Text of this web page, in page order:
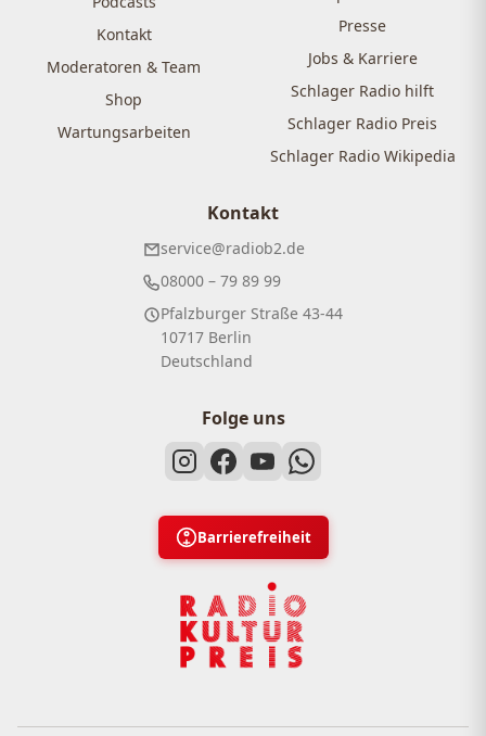
Kontakt
Moderatoren & Team
Shop
Wartungsarbeiten
Presse
Jobs & Karriere
Schlager Radio hilft
Schlager Radio Preis
Schlager Radio Wikipedia
Kontakt
service@radiob2.de
08000 – 79 89 99
Pfalzburger Straße 43-44
10717 Berlin
Deutschland
Folge uns
Barrierefreiheit